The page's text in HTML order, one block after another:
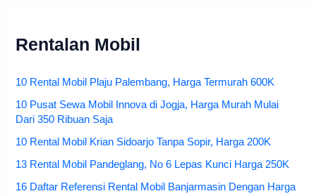
Rentalan Mobil
10 Rental Mobil Plaju Palembang, Harga Termurah 600K
10 Pusat Sewa Mobil Innova di Jogja, Harga Murah Mulai
Dari 350 Ribuan Saja
10 Rental Mobil Krian Sidoarjo Tanpa Sopir, Harga 200K
13 Rental Mobil Pandeglang, No 6 Lepas Kunci Harga 250K
16 Daftar Referensi Rental Mobil Banjarmasin Dengan Harga